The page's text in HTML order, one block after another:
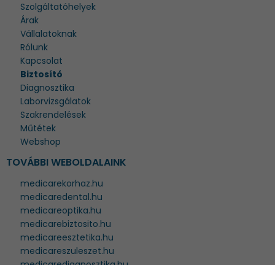
Szolgáltatóhelyek
Árak
Vállalatoknak
Rólunk
Kapcsolat
Biztosító
Diagnosztika
Laborvizsgálatok
Szakrendelések
Műtétek
Webshop
TOVÁBBI WEBOLDALAINK
medicarekorhaz.hu
medicaredental.hu
medicareoptika.hu
medicarebiztosito.hu
medicareesztetika.hu
medicareszuleszet.hu